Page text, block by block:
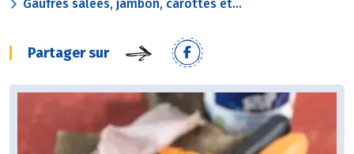
Gaufres salées, jambon, carottes et...
Partager sur